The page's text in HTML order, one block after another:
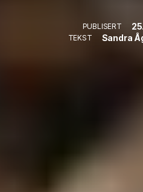
PUBLISERT
TEKST Sandra